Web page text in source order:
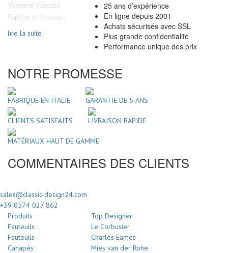
Virement bancaire
Espèces en livraison
lire la suite
25 ans d’expérience
En ligne depuis 2001
Achats sécurisés avec SSL
Plus grande confidentialité
Performance unique des prix
NOTRE PROMESSE
FABRIQUÉ EN ITALIE GARANTIE DE 5 ANS
CLIENTS SATISFAITS LIVRAISON RAPIDE
MATÉRIAUX HAUT DE GAMME
COMMENTAIRES DES CLIENTS
sales@classic-design24.com
+39 0574 027 862
Produits
Fauteuils
Fauteuils
Canapés
Top Designer
Le Corbusier
Charles Eames
Mies van der Rohe